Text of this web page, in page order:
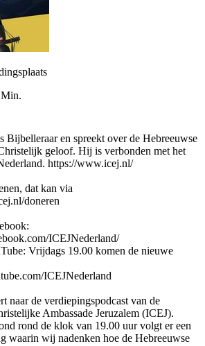
Bijbelleraar en spreekt over de Hebreeuwse
geloof. Hij is verbonden met het
https://www.icej.nl/
dat kan via
doneren
ICEJNederland/
Vrijdags 19.00 komen de nieuwe
ICEJNederland
naar de verdiepingspodcast van de
Ambassade Jeruzalem (ICEJ).
rond de klok van 19.00 uur volgt er een
waarin wij nadenken hoe de Hebreeuwse